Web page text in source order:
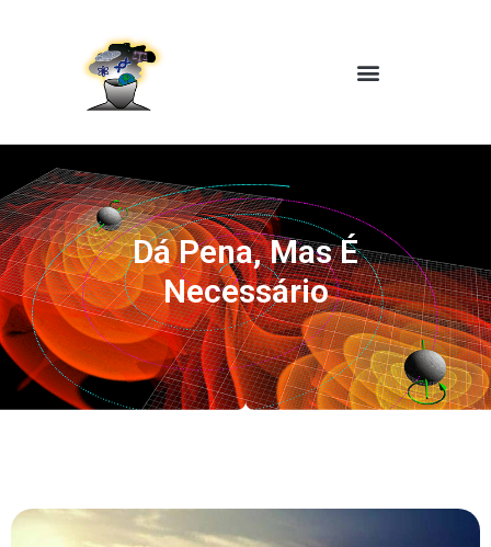
Dá Pena, Mas É
Necessário